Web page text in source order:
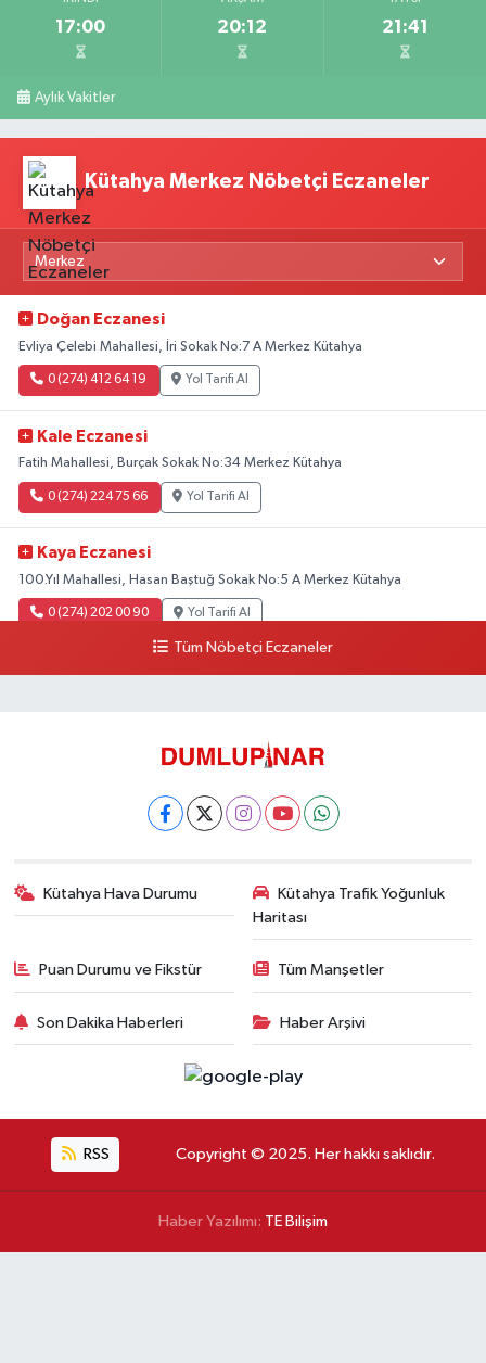
17:00 20:12 21:41
Aylık Vakitler
Kütahya Merkez Nöbetçi Eczaneler
Doğan Eczanesi
Evliya Çelebi Mahallesi, İri Sokak No:7 A Merkez Kütahya
0 (274) 412 64 19 Yol Tarifi Al
Kale Eczanesi
Fatih Mahallesi, Burçak Sokak No:34 Merkez Kütahya
0 (274) 224 75 66 Yol Tarifi Al
Kaya Eczanesi
100.Yıl Mahallesi, Hasan Baştuğ Sokak No:5 A Merkez Kütahya
0 (274) 202 00 90 Yol Tarifi Al
Tüm Nöbetçi Eczaneler
Kütahya Hava Durumu
Kütahya Trafik Yoğunluk
Haritası
Puan Durumu ve Fikstür Tüm Manşetler
Son Dakika Haberleri Haber Arşivi
RSS Copyright © 2025. Her hakkı saklıdır.
Haber Yazılımı: TE Bilişim